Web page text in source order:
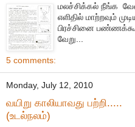
மலச்சிக்கல் நீங்க
எளிதில் மாற்றவும்
பிரச்சினை
வேறு...
5 comments:
Monday, July 12, 2010
வயிறு காலியாவது பற்றி.....
(உடல்நலம்)